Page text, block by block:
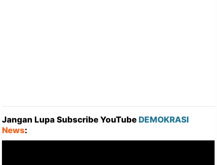
Jangan Lupa Subscribe YouTube DEMOKRASI
News: